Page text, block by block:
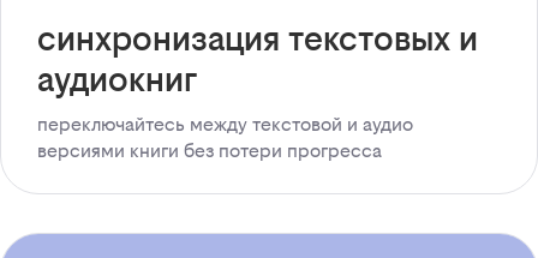
синхронизация текстовых и
аудиокниг
переключайтесь между текстовой и аудио
версиями книги без потери прогресса